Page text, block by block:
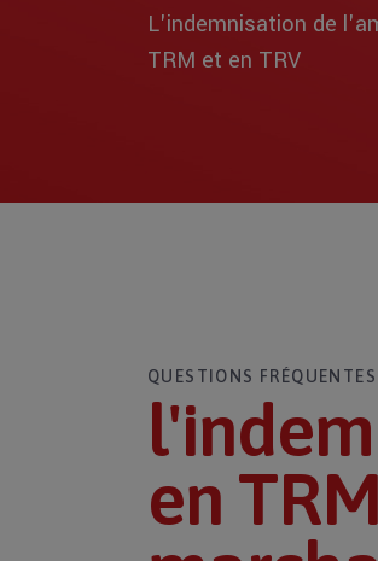
L'indemnisation de
TRM et en TRV
QUESTIONS
en